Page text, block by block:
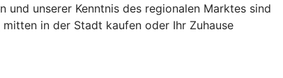
unserer Kenntnis des regionalen Marktes sind
in der Stadt kaufen oder Ihr Zuhause